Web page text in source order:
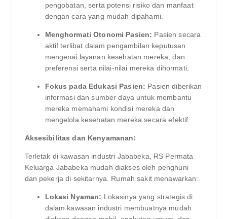
pengobatan, serta potensi risiko dan manfaat
dengan cara yang mudah dipahami.
Menghormati Otonomi Pasien: Pasien secara
aktif terlibat dalam pengambilan keputusan
mengenai layanan kesehatan mereka, dan
preferensi serta nilai-nilai mereka dihormati.
Fokus pada Edukasi Pasien: Pasien diberikan
informasi dan sumber daya untuk membantu
mereka memahami kondisi mereka dan
mengelola kesehatan mereka secara efektif.
Aksesibilitas dan Kenyamanan:
Terletak di kawasan industri Jababeka, RS Permata
Keluarga Jababeka mudah diakses oleh penghuni
dan pekerja di sekitarnya. Rumah sakit menawarkan:
Lokasi Nyaman: Lokasinya yang strategis di
dalam kawasan industri membuatnya mudah